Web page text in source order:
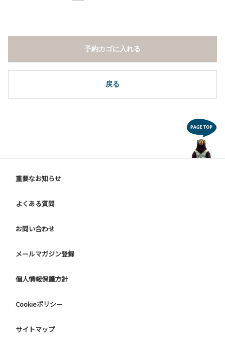
戻る
予約カゴに入れる
重要なお知らせ
よくある質問
お問い合わせ
メールマガジン登録
個人情報保護方針
Cookieポリシー
サイトマップ